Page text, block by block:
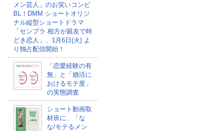
メン芸人」のお笑いコンビ
BL！DMM ショートオリジ
ナル縦型ショートドラマ
「センプラ 相方が親友で時
どき恋人」、1月6日(火) よ
り独占配信開始！
「恋愛経験の有
無」と「婚活に
おけるモテ度」
の実態調査
ショート動画取
材班に、「な
な/モテるメン